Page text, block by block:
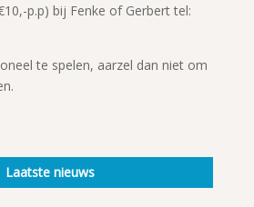
p.p) bij Fenke of Gerbert tel:
te spelen, aarzel dan niet om
Laatste nieuws